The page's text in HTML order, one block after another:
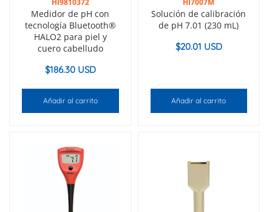
Medidor de pH con
tecnología Bluetooth®
HALO2 para piel y
cuero cabelludo
$186.30 USD
Añadir al carrito
Solución de calibración
de pH 7.01 (230 mL)
$20.01 USD
Añadir al carrito